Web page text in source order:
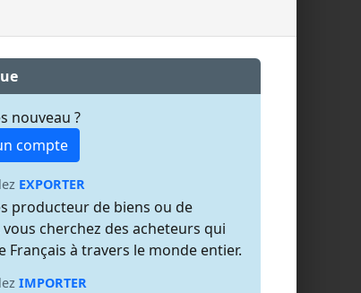
nouveau ?
compte
EXPORTER
producteur de biens ou de
vous cherchez des acheteurs qui
Français à travers le monde entier.
IMPORTER